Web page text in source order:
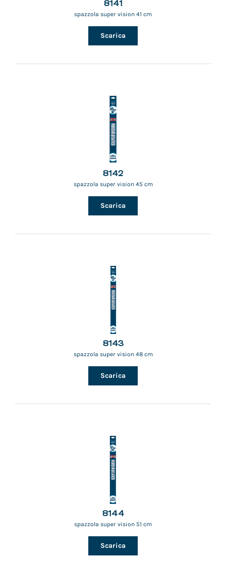
8141
spazzola super vision 41 cm
Scarica
8142
spazzola super vision 45 cm
Scarica
8143
spazzola super vision 48 cm
Scarica
8144
spazzola super vision 51 cm
Scarica